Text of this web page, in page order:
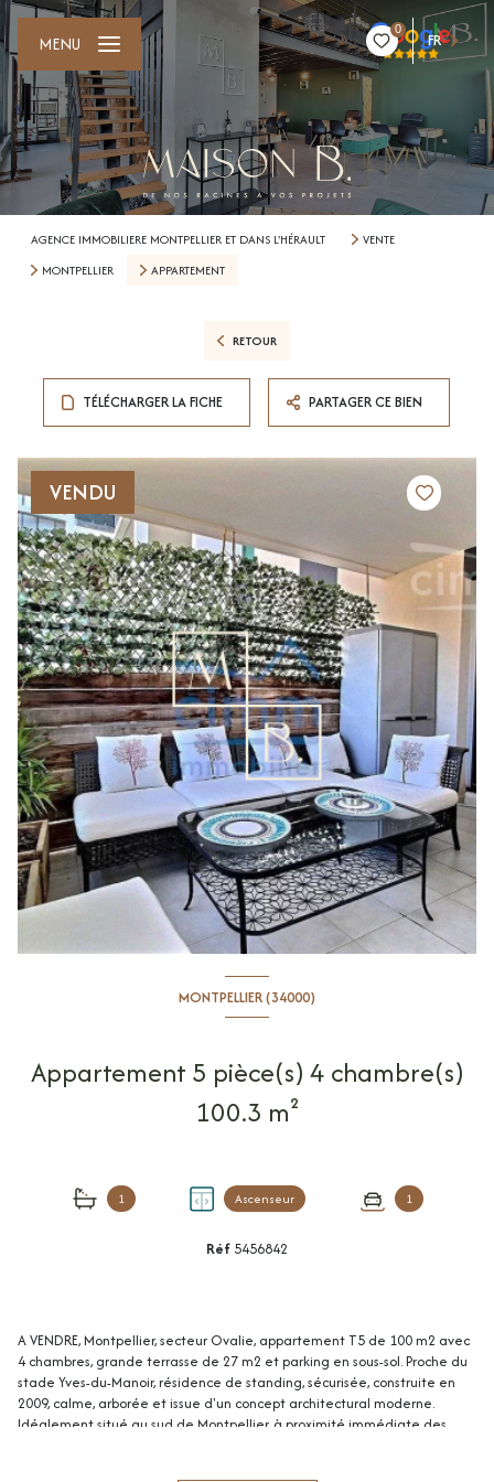
0
FR
MENU
AGENCE IMMOBILIERE MONTPELLIER ET DANS L'HÉRAULT
VENTE
MONTPELLIER
APPARTEMENT
RETOUR
TÉLÉCHARGER LA FICHE PARTAGER CE BIEN
VENDU
MONTPELLIER (34000)
Appartement 5 pièce(s) 4 chambre(s)
100.3 m²
1 Ascenseur 1
Réf 5456842
A VENDRE, Montpellier, secteur Ovalie, appartement T5 de 100 m2 avec
4 chambres, grande terrasse de 27 m2 et parking en sous-sol. Proche du
stade Yves-du-Manoir, résidence de standing, sécurisée, construite en
2009, calme, arborée et issue d'un concept architectural moderne.
Idéalement situé au sud de Montpellier, à proximité immédiate des